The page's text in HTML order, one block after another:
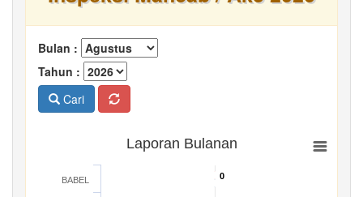
Bulan :
Tahun :
Cari
Laporan Bulanan
0
0
BABEL